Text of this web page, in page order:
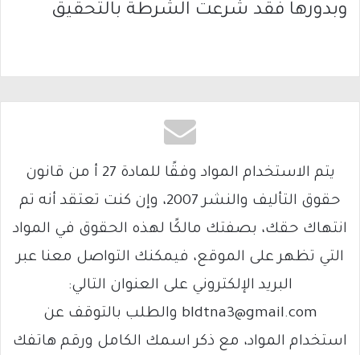
وبدورها فقد شرعت الشرطة بالتحقيق
يتم الاستخدام المواد وفقًا للمادة 27 أ من قانون
حقوق التأليف والنشر 2007، وإن كنت تعتقد أنه تم
انتهاك حقك، بصفتك مالكًا لهذه الحقوق في المواد
التي تظهر على الموقع، فيمكنك التواصل معنا عبر
البريد الإلكتروني على العنوان التالي:
bldtna3@gmail.com والطلب بالتوقف عن
استخدام المواد، مع ذكر اسمك الكامل ورقم هاتفك